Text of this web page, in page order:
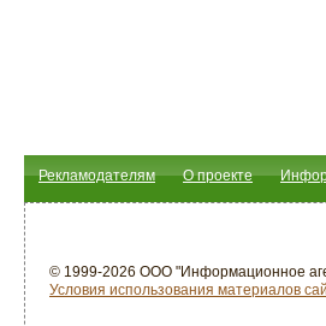
Рекламодателям О проекте
© 1999-2026 ООО "Информационное
Условия использования материалов